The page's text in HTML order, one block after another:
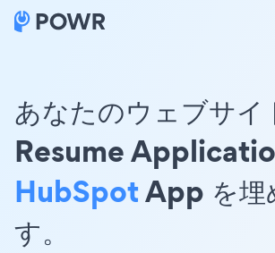
あなたのウェブサ
Resume
HubSpotApp を埋
す。